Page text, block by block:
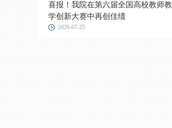
喜报！我院在第六届全国高校教师教
学创新大赛中再创佳绩
2026-07-25